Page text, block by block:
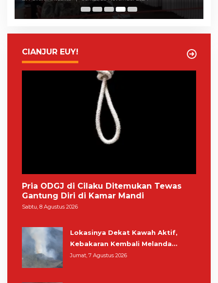
CIANJUR EUY!
Pria ODGJ di Cilaku Ditemukan Tewas
Gantung Diri di Kamar Mandi
Sabtu, 8 Agustus 2026
Lokasinya Dekat Kawah Aktif,
Kebakaran Kembali Melanda
Kawasan Gunung Gede Pangrango
Jumat, 7 Agustus 2026